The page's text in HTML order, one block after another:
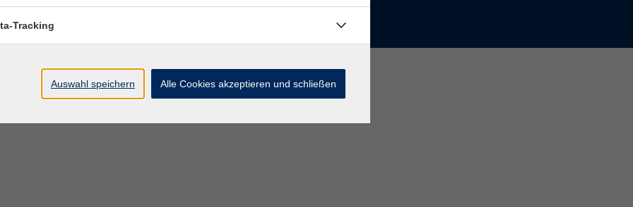
Tracking
Auswahl speichern Alle Cookies akzeptieren und schließen